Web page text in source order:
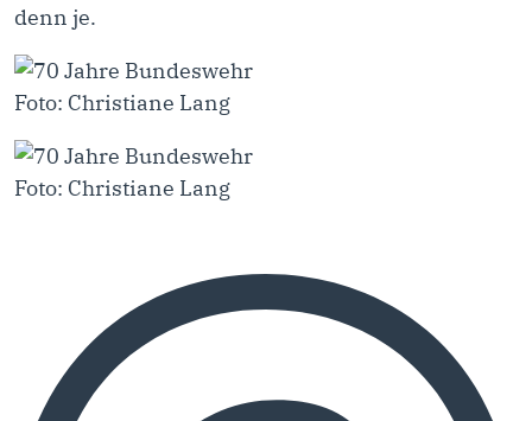
denn je.
Foto: Christiane Lang
Foto: Christiane Lang